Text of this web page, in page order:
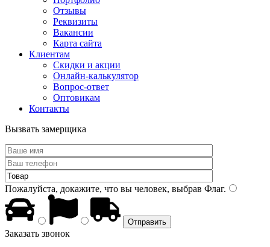
Отзывы
Реквизиты
Вакансии
Карта сайта
Клиентам
Скидки и акции
Онлайн-калькулятор
Вопрос-ответ
Оптовикам
Контакты
Вызвать замерщика
Пожалуйста, докажите, что вы человек, выбрав Флаг.
Заказать звонок